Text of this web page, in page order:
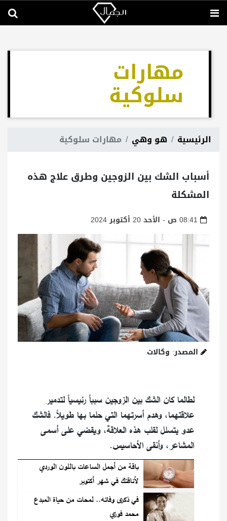
مهارات
سلوكية
الرئيسية هو وهي مهارات سلوكية
أسباب الشك بين الزوجين وطرق علاج هذه
المشكلة
المصدر: وكالات
لطالما كان الشك بين الزوجين سبباً رئيسياً لتدمير
علاقتهما، وهدم أسرتهما التي حلما بها طويلاً. فالشك
عدو يتسلل لقلب هذه العلاقة، ويقضي على أسمى
المشاعر، وأنقى الأحاسيس.
باقة من أجمل الساعات باللون الوردي
لأناقتك في شهر أكتوبر
في ذكرى وفاته.. لمحات من حياة المبدع
محمد فوزي